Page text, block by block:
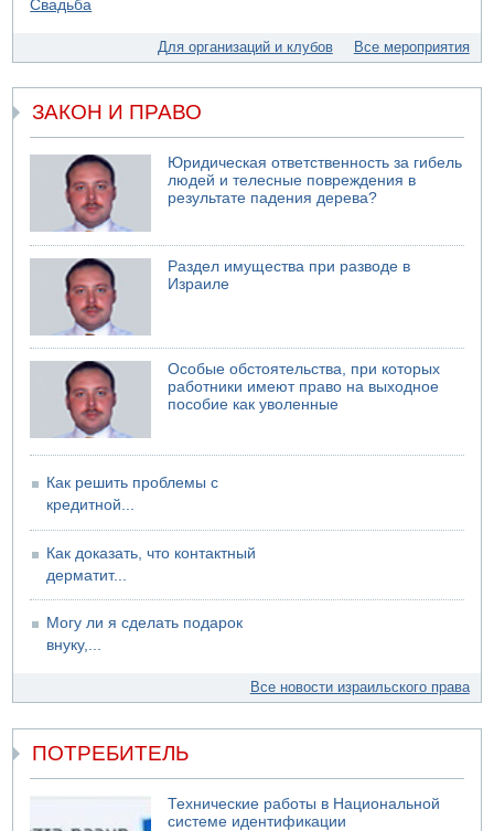
В Дубае поднимается дым над портом
05.08.2026 06:41
Еще один меморандум для Ирана
Для организаций и клубов Все мероприятия
ЗАКОН И ПРАВО
Юридическая ответственность за гибель
людей и телесные повреждения в
результате падения дерева?
Раздел имущества при разводе в
Израиле
Особые обстоятельства, при которых
работники имеют право на выходное
пособие как уволенные
Как решить проблемы с
кредитной...
Как доказать, что контактный
дерматит...
Могу ли я сделать подарок
внуку,...
Все новости израильского права
ПОТРЕБИТЕЛЬ
Технические работы в Национальной
системе идентификации